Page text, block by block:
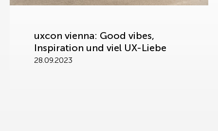
uxcon vienna: Good vibes,
Inspiration und viel UX-Liebe
28.09.2023